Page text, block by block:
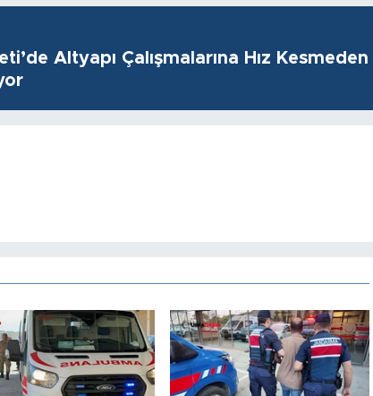
Altyapı Çalışmalarına Hız Kesmeden